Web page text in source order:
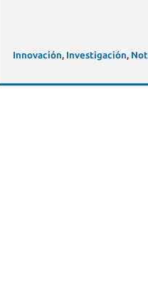
Innovación, Investigación,